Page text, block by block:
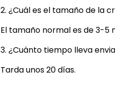
2. ¿Cuál es el tamaño de la
El tamaño normal es de 3-5
3. ¿Cuánto tiempo lleva
Tarda unos 20 días.